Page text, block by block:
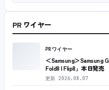
PR ワイヤー
PRワイヤー
＜Samsung＞Samsung
Fold8 | Flip8」本日発売
更新 2026.08.07